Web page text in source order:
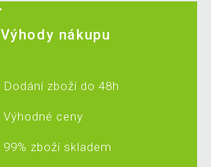
Výhody nákupu
Dodání zboží do 48h
Výhodné ceny
99% zboží skladem